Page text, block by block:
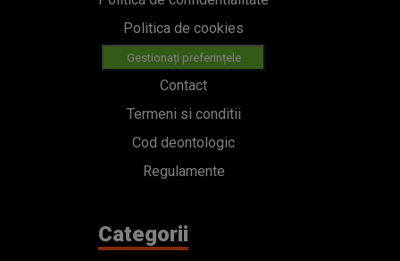
Politica de cookies
Gestionați preferințele
Contact
Termeni si conditii
Cod deontologic
Regulamente
Categorii